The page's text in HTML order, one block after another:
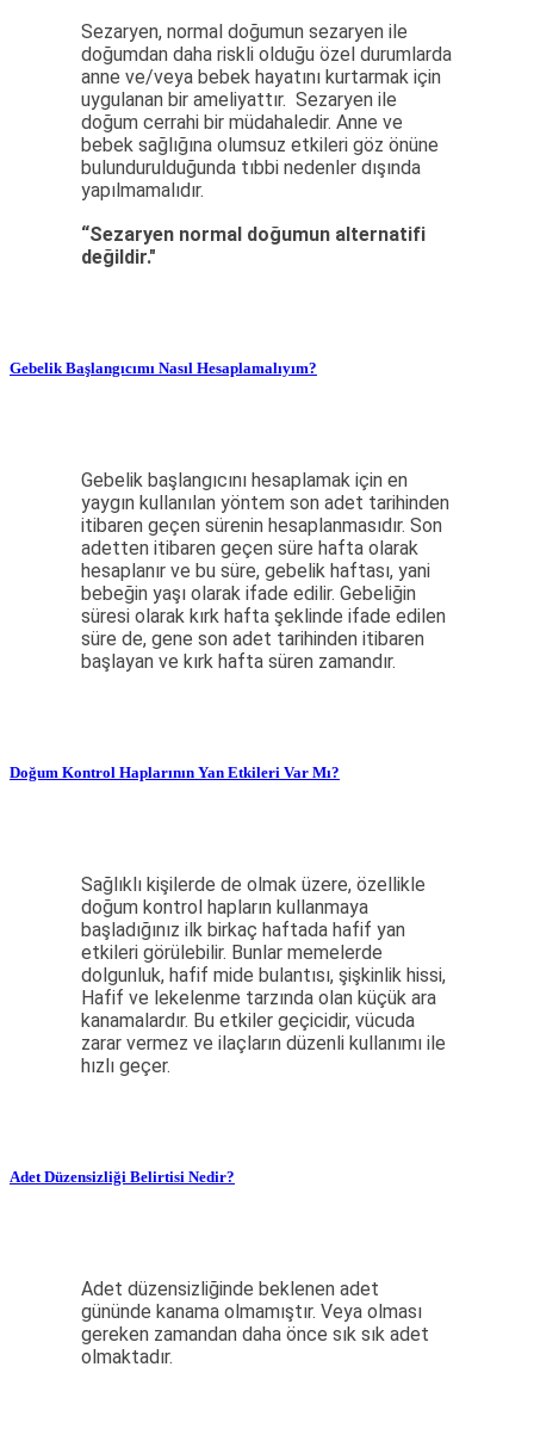
Sezaryen, normal doğumun sezaryen ile
doğumdan daha riskli olduğu özel durumlarda
anne ve/veya bebek hayatını kurtarmak için
uygulanan bir ameliyattır. Sezaryen ile
doğum cerrahi bir müdahaledir. Anne ve
bebek sağlığına olumsuz etkileri göz önüne
bulundurulduğunda tıbbi nedenler dışında
yapılmamalıdır.
“Sezaryen normal doğumun alternatifi
değildir."
Gebelik Başlangıcımı Nasıl Hesaplamalıyım?
Gebelik başlangıcını hesaplamak için en
yaygın kullanılan yöntem son adet tarihinden
itibaren geçen sürenin hesaplanmasıdır. Son
adetten itibaren geçen süre hafta olarak
hesaplanır ve bu süre, gebelik haftası, yani
bebeğin yaşı olarak ifade edilir. Gebeliğin
süresi olarak kırk hafta şeklinde ifade edilen
süre de, gene son adet tarihinden itibaren
başlayan ve kırk hafta süren zamandır.
Doğum Kontrol Haplarının Yan Etkileri Var Mı?
Sağlıklı kişilerde de olmak üzere, özellikle
doğum kontrol hapların kullanmaya
başladığınız ilk birkaç haftada hafif yan
etkileri görülebilir. Bunlar memelerde
dolgunluk, hafif mide bulantısı, şişkinlik hissi,
Hafif ve lekelenme tarzında olan küçük ara
kanamalardır. Bu etkiler geçicidir, vücuda
zarar vermez ve ilaçların düzenli kullanımı ile
hızlı geçer.
Adet Düzensizliği Belirtisi Nedir?
Adet düzensizliğinde beklenen adet
gününde kanama olmamıştır. Veya olması
gereken zamandan daha önce sık sık adet
olmaktadır.